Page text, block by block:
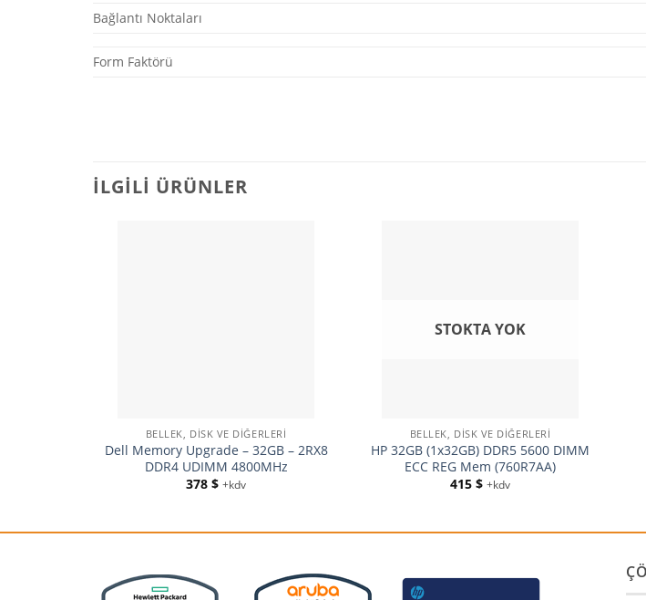
Bağlantı Noktaları
Form Faktörü
İLGILI ÜRÜNLER
BELLEK, DISK VE DIĞERLERI
Dell Memory Upgrade – 32GB – 2RX8
DDR4 UDIMM 4800MHz
378 $ +kdv
STOKTA YOK
BELLEK, DISK VE DIĞERLERI
HP 32GB (1x32GB) DDR5 5600 DIMM
ECC REG Mem (760R7AA)
415 $ +kdv